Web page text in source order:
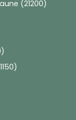
(21200)